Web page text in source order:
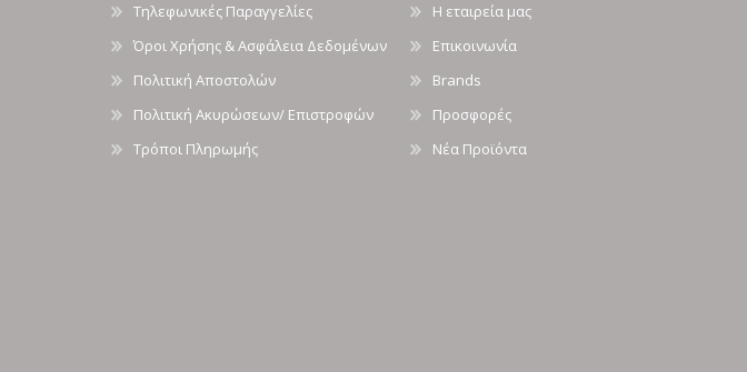
Τηλεφωνικές Παραγγελίες
Όροι Χρήσης & Ασφάλεια Δεδομένων
Πολιτική Αποστολών
Πολιτική Ακυρώσεων/ Επιστροφών
Τρόποι Πληρωμής
Η εταιρεία μας
Επικοινωνία
Brands
Προσφορές
Νέα Προϊόντα